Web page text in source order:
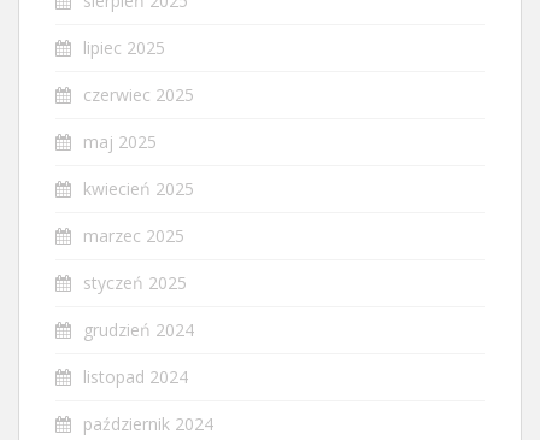
lipiec 2025
czerwiec 2025
maj 2025
kwiecień 2025
marzec 2025
styczeń 2025
grudzień 2024
listopad 2024
październik 2024